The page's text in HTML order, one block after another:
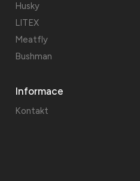
Husky
LITEX
Meatfly
Bushman
Informace
Kontakt